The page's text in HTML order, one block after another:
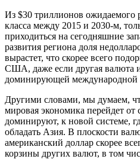
Из $30 триллионов ожидаемого
класса между 2015 и 2030-м,
приходиться на сегодняшние
развития региона доля
вырастет, что скорее всего
США, даже если другая валюта и
доминирующей международной
Другими словами, мы думаем,
мировая экономика перейдет
доминируют, к новой системе,
обладать Азия. В плоскости
американский доллар скорее
корзины других валют, в том